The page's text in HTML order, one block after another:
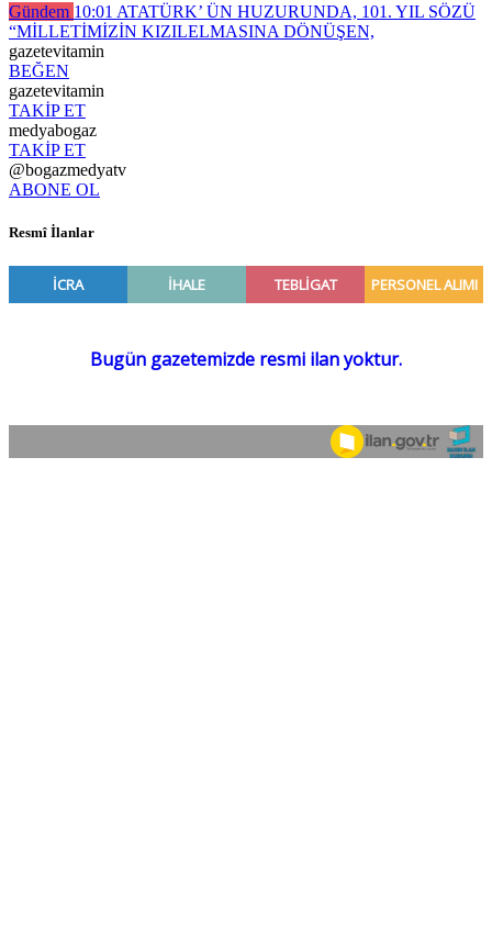
Gündem 10:01 ATATÜRK’ ÜN HUZURUNDA, 101. YIL SÖZÜ
“MİLLETİMİZİN KIZILELMASINA DÖNÜŞEN,
gazetevitamin
BEĞEN
gazetevitamin
TAKİP ET
medyabogaz
TAKİP ET
@bogazmedyatv
ABONE OL
Resmî İlanlar